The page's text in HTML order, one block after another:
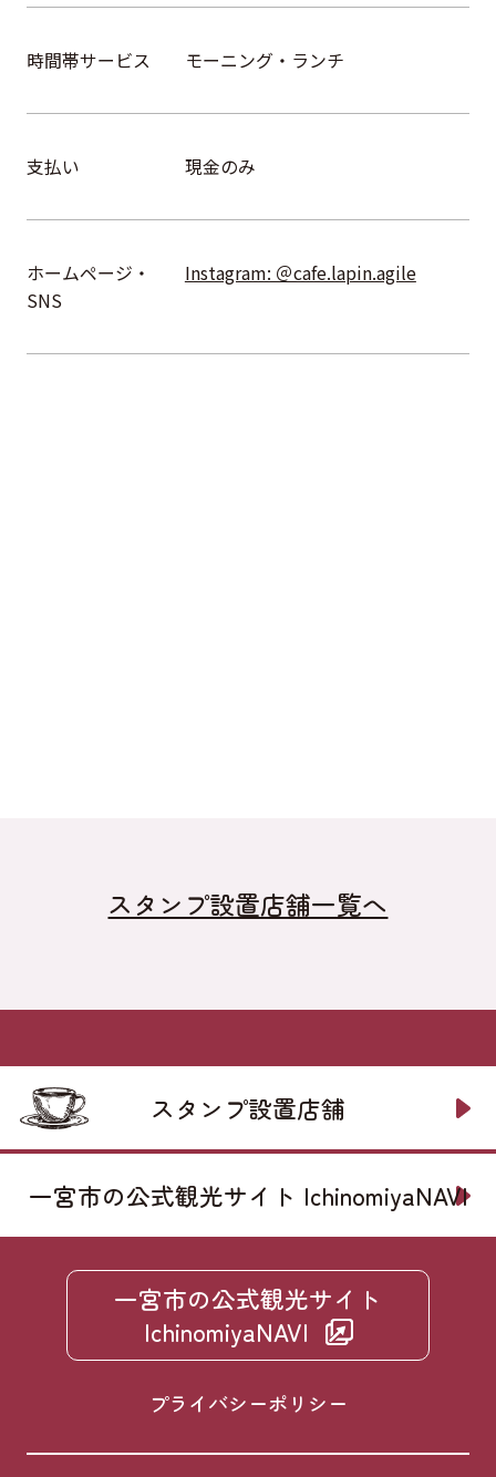
時間帯サービス モーニング・ランチ
支払い 現金のみ
ホームページ・
SNS
Instagram: ＠cafe.lapin.agile
スタンプ設置店舗一覧へ
スタンプ設置店舗
一宮市の公式観光サイト IchinomiyaNAVI
一宮市の公式観光サイト
IchinomiyaNAVI
プライバシーポリシー